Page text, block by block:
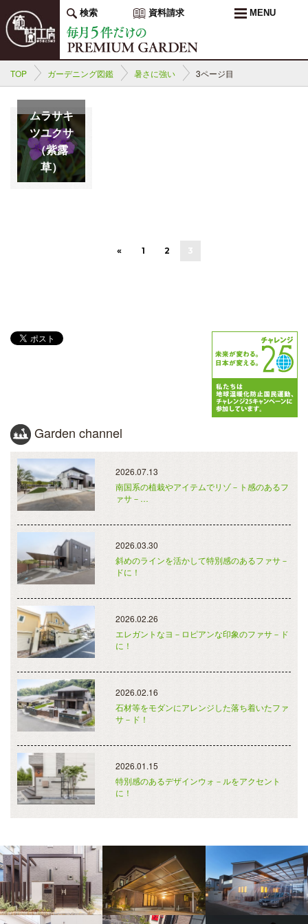
検索 資料請求 MENU
TOP ガーデニング図鑑 暑さに強い 3ページ目
ムラサキ
ツユクサ
（紫露
草）
« 1 2
Garden channel
2026.07.13
南国系の植栽やアイテムでリゾ－ト感のあるフ
ァサ－…
2026.03.30
斜めのラインを活かして特別感のあるファサ－
ドに！
2026.02.26
エレガントなヨ－ロピアンな印象のファサ－ド
に！
2026.02.16
石材等をモダンにアレンジした落ち着いたファ
サ－ド！
2026.01.15
特別感のあるデザインウォ－ルをアクセント
に！